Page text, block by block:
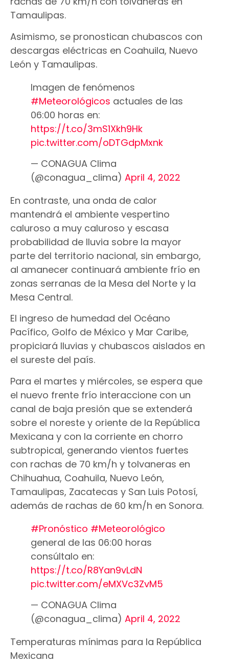
Tamaulipas.
Asimismo, se pronostican chubascos con
descargas eléctricas en Coahuila, Nuevo
León y Tamaulipas.
Imagen de fenómenos
#Meteorológicos actuales de las
06:00 horas en:
https://t.co/3mS1Xkh9Hk
pic.twitter.com/oDTGdpMxnk
— CONAGUA Clima
(@conagua_clima) April 4, 2022
En contraste, una onda de calor
mantendrá el ambiente vespertino
caluroso a muy caluroso y escasa
probabilidad de lluvia sobre la mayor
parte del territorio nacional, sin embargo,
al amanecer continuará ambiente frío en
zonas serranas de la Mesa del Norte y la
Mesa Central.
El ingreso de humedad del Océano
Pacífico, Golfo de México y Mar Caribe,
propiciará lluvias y chubascos aislados en
el sureste del país.
Para el martes y miércoles, se espera que
el nuevo frente frío interaccione con un
canal de baja presión que se extenderá
sobre el noreste y oriente de la República
Mexicana y con la corriente en chorro
subtropical, generando vientos fuertes
con rachas de 70 km/h y tolvaneras en
Chihuahua, Coahuila, Nuevo León,
Tamaulipas, Zacatecas y San Luis Potosí,
además de rachas de 60 km/h en Sonora.
#Pronóstico #Meteorológico
general de las 06:00 horas
consúltalo en:
https://t.co/R8Yan9vLdN
pic.twitter.com/eMXVc3ZvM5
— CONAGUA Clima
(@conagua_clima) April 4, 2022
Temperaturas mínimas para la República
Mexicana